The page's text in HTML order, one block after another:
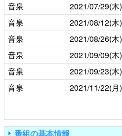
音泉 2021/07/29(木)
音泉 2021/08/12(木)
音泉 2021/08/26(木)
音泉 2021/09/09(木)
音泉 2021/09/23(木)
音泉 2021/11/22(月)
番組の基本情報